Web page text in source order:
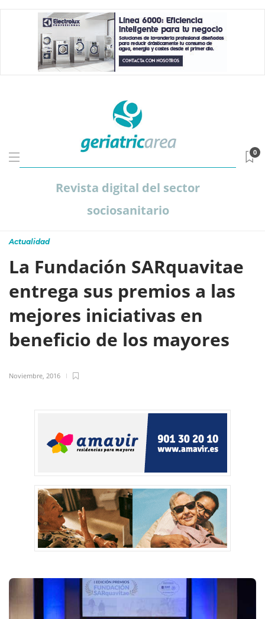
Revista digital del sector
sociosanitario
0
Actualidad
La Fundación SARquavitae
entrega sus premios a las
mejores iniciativas en
beneficio de los mayores
Noviembre, 2016